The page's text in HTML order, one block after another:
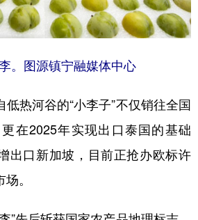
。图源镇宁融媒体中心
热河谷的“小李子”不仅销往全国
在2025年实现出口泰国的基础
出口新加坡，目前正抢办欧标许
。